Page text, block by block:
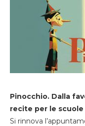
Pinocchio. Dalla
recite per le scuole
Si rinnova